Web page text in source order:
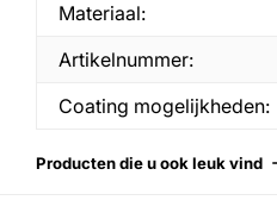
Materiaal:
Artikelnummer:
Coating mogelijkheden:
Producten die u ook leuk vind